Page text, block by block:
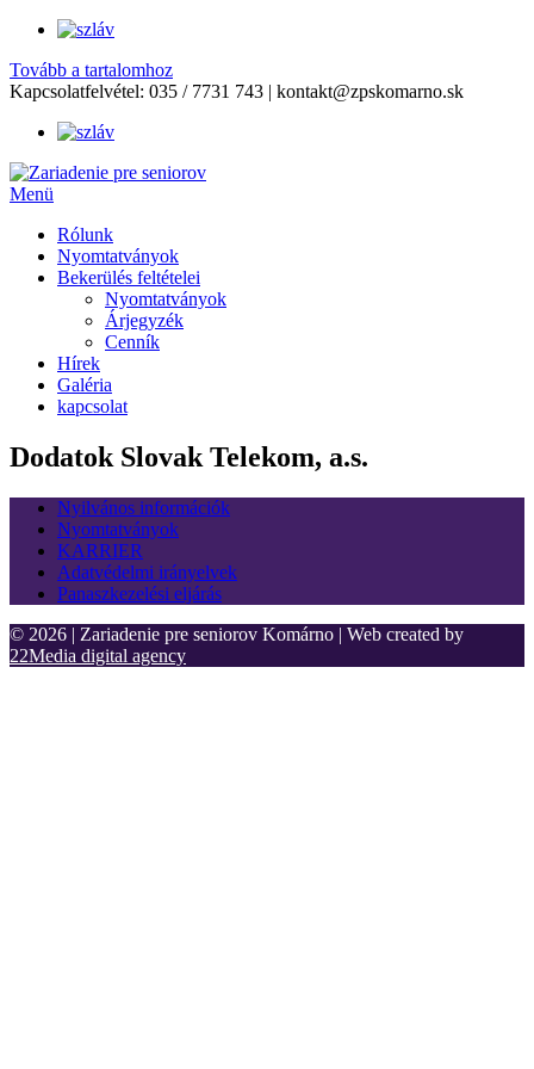
Tovább a tartalomhoz
Kapcsolatfelvétel: 035 / 7731 743 | kontakt@zpskomarno.sk
Menü
Rólunk
Nyomtatványok
Bekerülés feltételei
Nyomtatványok
Árjegyzék
Cenník
Hírek
Galéria
kapcsolat
Dodatok Slovak Telekom, a.s.
Nyilvános információk
Nyomtatványok
KARRIER
Adatvédelmi irányelvek
Panaszkezelési eljárás
© 2026 | Zariadenie pre seniorov Komárno | Web created by
22Media digital agency